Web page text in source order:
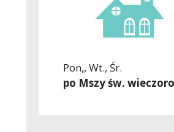
Pon,, Wt., Śr.
po Mszy św.